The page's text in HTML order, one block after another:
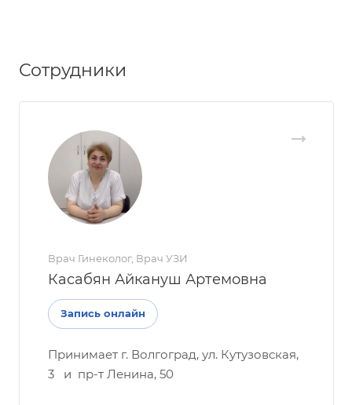
Сотрудники
Врач Гинеколог, Врач УЗИ
Касабян Айкануш Артемовна
Запись онлайн
Принимает г. Волгоград, ул. Кутузовская,
3 и пр-т Ленина, 50